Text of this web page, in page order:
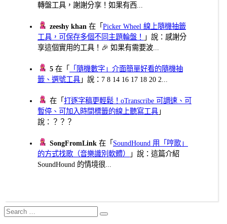
轉盤工具，謝謝分享！如果有西...
zeeshy khan 在「Picker Wheel 線上隨機抽籤
工具，可保存多個不同主題輪盤！
」說：感謝分
享這個實用的工具！🎉 如果有需要波...
5 在「
「隨機數字」介面簡單好看的隨機抽
籤、選號工具 」說：7 8 14 16 17 18 20 2...
在「打逐字稿更輕鬆！oTranscribe 可調速、可
暫停、可加入時間標籤的線上聽寫工具 」
說：？？？
SongFromLink 在「 SoundHound 用「哼歌」
的方式找歌（音樂識別軟體）
」說：這篇介紹
SoundHound 的情境很...
Search
for:
Search